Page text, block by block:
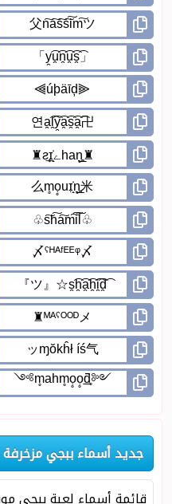
جديد أسماء ببجي مزخرفة
قائمة أسماء لعبة ببجي